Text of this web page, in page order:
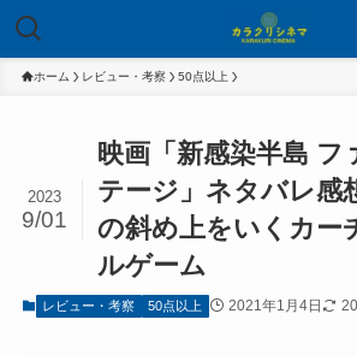
ホーム レビュー・考察 50点以上
映画「新感染半島 フ
テージ」ネタバレ感
の斜め上をいくカー
ルゲーム
2023
9/01
レビュー・考察 50点以上 2021年1月4日